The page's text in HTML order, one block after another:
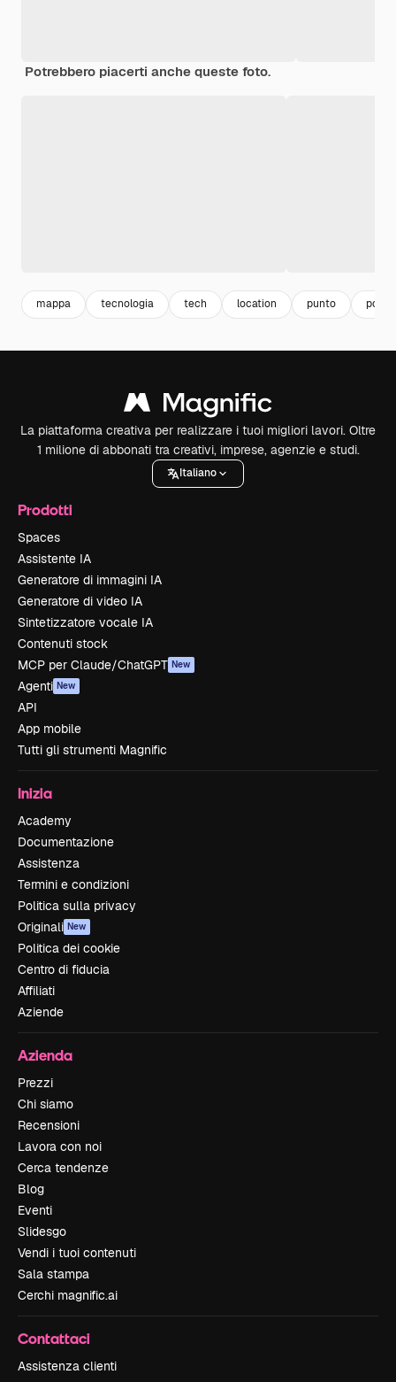
Potrebbero piacerti anche queste foto.
mappa tecnologia tech location punto
La piattaforma creativa per realizzare i tuoi migliori lavori. Oltre
1 milione di abbonati tra creativi, imprese, agenzie e studi.
Italiano
Prodotti
Spaces
Assistente IA
Generatore di immagini IA
Generatore di video IA
Sintetizzatore vocale IA
Contenuti stock
MCP per Claude/ChatGPT New
Agenti New
API
App mobile
Tutti gli strumenti Magnific
Inizia
Academy
Documentazione
Assistenza
Termini e condizioni
Politica sulla privacy
Originali New
Politica dei cookie
Centro di fiducia
Affiliati
Aziende
Azienda
Prezzi
Chi siamo
Recensioni
Lavora con noi
Cerca tendenze
Blog
Eventi
Slidesgo
Vendi i tuoi contenuti
Sala stampa
Cerchi magnific.ai
Contattaci
Assistenza clienti